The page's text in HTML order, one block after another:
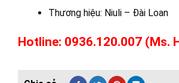
Thương hiệu: Niuli – Đài Loan
Hotline: 0936.120.007 (Ms.